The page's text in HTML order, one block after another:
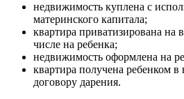
недвижимость куплена с
материнского капитала;
квартира приватизирована
числе на ребенка;
недвижимость оформлена на
квартира получена ребенком в
договору дарения.